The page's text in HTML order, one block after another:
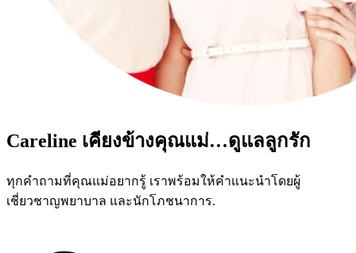
Careline เคียงข้างคุณแม่…ดูแลลูกรัก
ทุกคำถามที่คุณแม่อยากรู้ เราพร้อมให้คำแนะนำโดยผู้
เชี่ยวชาญพยาบาล และนักโภชนาการ.